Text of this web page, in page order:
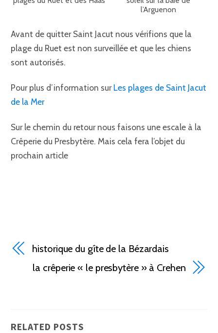
l’Arguenon
Avant de quitter Saint Jacut nous vérifions que la
plage du Ruet est non surveillée et que les chiens
sont autorisés.
Pour plus d’information surLes plages de Saint Jacut
de la Mer
Sur le chemin du retour nous faisons une escale à la
Crêperie du Presbytère. Mais cela fera l’objet du
prochain article
historique du gîte de la Bézardais
la crêperie « le presbytère » à Crehen
RELATED POSTS